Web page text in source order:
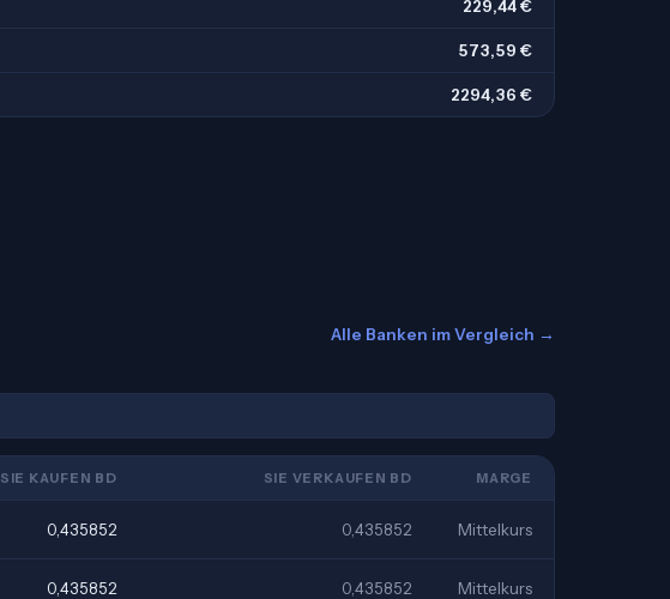
229,44 €
573,59 €
2294,36 €
Alle Banken im Vergleich →
SIE KAUFEN BD SIE VERKAUFEN BD MARGE
0,435852 0,435852 Mittelkurs
0,435852 0,435852 Mittelkurs